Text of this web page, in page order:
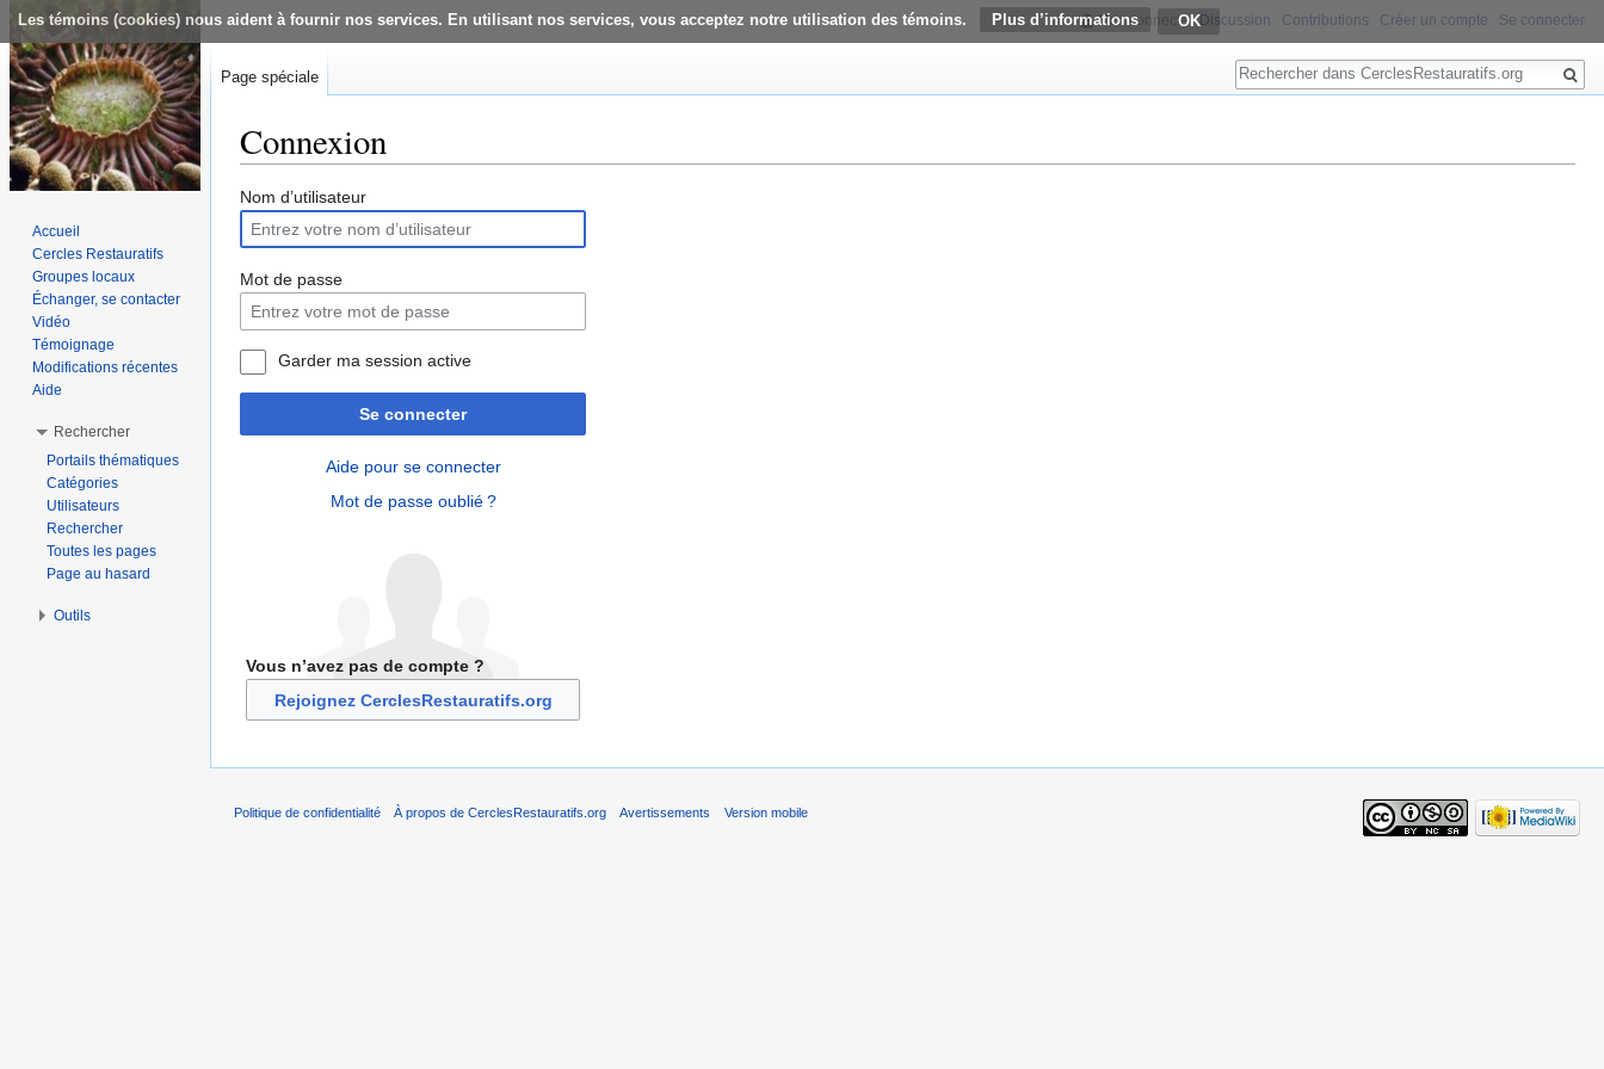
Les témoins (cookies) nous aident à fournir nos services. En utilisant nos services, vous acceptez notre utilisation des témoins. Plus d’informations
Connexion
Nom d’utilisateur
Mot de passe
Garder ma session active
Se connecter
Aide pour se connecter
Mot de passe oublié ?
Vous n’avez pas de compte ?
Rejoignez CerclesRestauratifs.org
Non connecté Discussion Contributions Créer un compte Se connecter
Page spéciale
Rechercher
Accueil
Cercles Restauratifs
Groupes locaux
Échanger, se contacter
Vidéo
Témoignage
Modifications récentes
Aide
Rechercher
Portails thématiques
Catégories
Utilisateurs
Rechercher
Toutes les pages
Page au hasard
Outils
Politique de confidentialité À propos de CerclesRestauratifs.org Avertissements Version mobile